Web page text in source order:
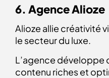
6. Agence Alioze
Alioze allie créativité
le secteur du luxe.
L’agence développe
contenu riches et